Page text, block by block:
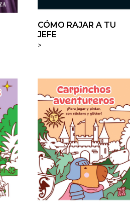
CÓMO RAJAR A TU
JEFE
>